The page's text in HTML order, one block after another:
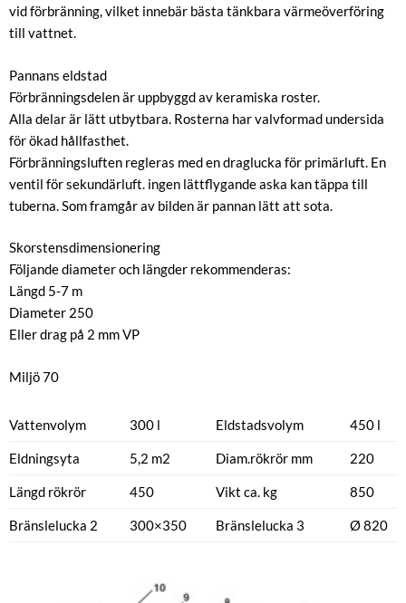
vid förbränning, vilket innebär bästa tänkbara värmeöverföring
till vattnet.
Pannans eldstad
Förbränningsdelen är uppbyggd av keramiska roster.
Alla delar är lätt utbytbara. Rosterna har valvformad undersida
för ökad hållfasthet.
Förbränningsluften regleras med en draglucka för primärluft. En
ventil för sekundärluft. ingen lättflygande aska kan täppa till
tuberna. Som framgår av bilden är pannan lätt att sota.
Skorstensdimensionering
Följande diameter och längder rekommenderas:
Längd 5-7 m
Diameter 250
Eller drag på 2 mm VP
Miljö 70
Vattenvolym 300 l Eldstadsvolym 450 l
Eldningsyta 5,2 m2 Diam.rökrör mm 220
Längd rökrör 450 Vikt ca. kg 850
Bränslelucka 2 300×350 Bränslelucka 3 Ø 820